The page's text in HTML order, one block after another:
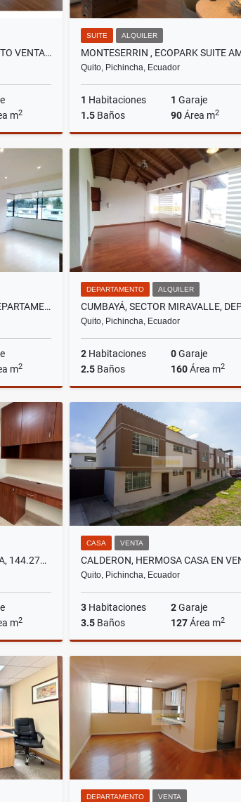
PINAR BAJO, DEPARTAMENTO VENTA, 137M2, 3 HABITACIONES
m2
SUITE ALQUILER
Quito, Pichincha, Ecuador
1 Habitaciones 1 Garaje
1.5 Baños 90Área m2
US$700
LA PRADERA, HERMOSO DEPARTAMENTO REMODELADO EN VENTA, 140M2
m2
Venta
DEPARTAMENTO ALQUILER
Quito, Pichincha, Ecuador
2 Habitaciones 0Garaje
2.5 Baños 160Área m2
US$650
CALDERÓN, CASA EN VENTA, 144.27M2, 3 HABITACIONES
m2
Venta
CASA VENTA
Quito, Pichincha, Ecuador
3 Habitaciones 2Garaje
3.5 Baños 127Área m2
US$77,900
DEPARTAMENTO VENTA